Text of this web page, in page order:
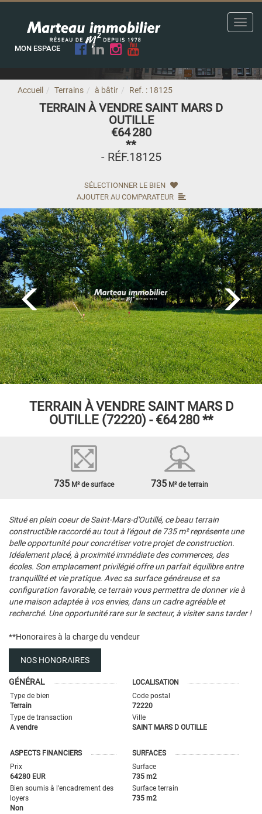
MON ESPACE
Accueil Terrains à bâtir Ref. : 18125
TERRAIN À VENDRE SAINT MARS D
OUTILLE
€64 280
**
- RÉF.18125
SÉLECTIONNER LE BIEN
AJOUTER AU COMPARATEUR
TERRAIN À VENDRESAINT MARS D
OUTILLE (72220) - €64 280 **
735 M² de surface 735 M² de terrain
Situé en plein coeur de Saint-Mars-d'Outillé, ce beau terrain
constructible raccordé au tout à l'égout de 735 m² représente une
belle opportunité pour concrétiser votre projet de construction.
Idéalement placé, à proximité immédiate des commerces, des
écoles. Son emplacement privilégié offre un parfait équilibre entre
tranquillité et vie pratique. Avec sa surface généreuse et sa
configuration favorable, ce terrain vous permettra de donner vie à
une maison adaptée à vos envies, dans un cadre agréable et
recherché. Une opportunité rare sur le secteur, à visiter sans tarder !
**Honoraires à la charge du vendeur
NOS HONORAIRES
GÉNÉRAL
Type de bien
Terrain
Type de transaction
A vendre
LOCALISATION
Code postal
72220
Ville
SAINT MARS D OUTILLE
ASPECTS FINANCIERS
Prix
64280 EUR
Bien soumis à l'encadrement des
loyers
Non
SURFACES
Surface
735 m2
Surface terrain
735 m2